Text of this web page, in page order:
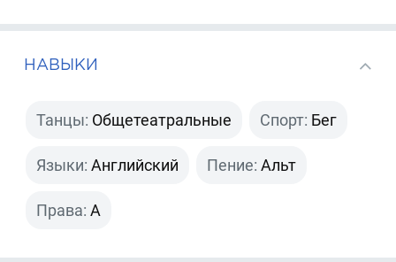
НАВЫКИ
Танцы: Общетеатральные Спорт: Бег
Языки: Английский Пение: Альт
Права: A